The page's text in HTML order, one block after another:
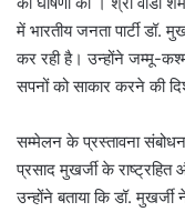
में भारतीय जनता पार्टी डॉ.
कर रही है। उन्होंने जम्मू-
सपनों को साकार करने की
सम्मेलन के प्रस्तावना संबोधन
प्रसाद मुखर्जी के राष्ट्रहित
उन्होंने बताया कि डॉ.